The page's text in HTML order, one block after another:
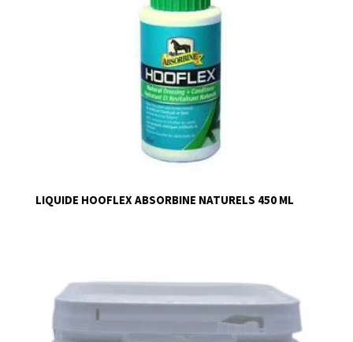
LIQUIDE HOOFLEX ABSORBINE NATURELS 450 ML